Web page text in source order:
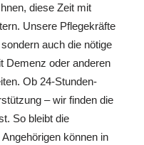
diese Zeit mit
Unsere Pflegekräfte
auch die nötige
Demenz oder anderen
Ob 24-Stunden-
– wir finden die
So bleibt die
können in